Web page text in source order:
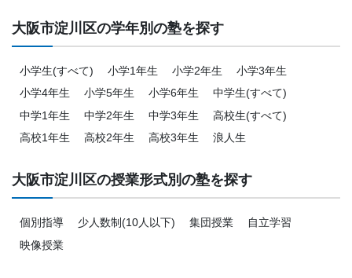
大阪市淀川区の学年別の塾を探す
小学生(すべて) 小学1年生 小学2年生
小学3年生
小学4年生
小学5年生 小学6年生
中学生(すべて)
中学1年生
中学2年生 中学3年生
高校生(すべて)
高校1年生
高校2年生 高校3年生 浪人生
大阪市淀川区の授業形式別の塾を探す
個別指導 少人数制(10人以下) 集団授業
自立学習
映像授業